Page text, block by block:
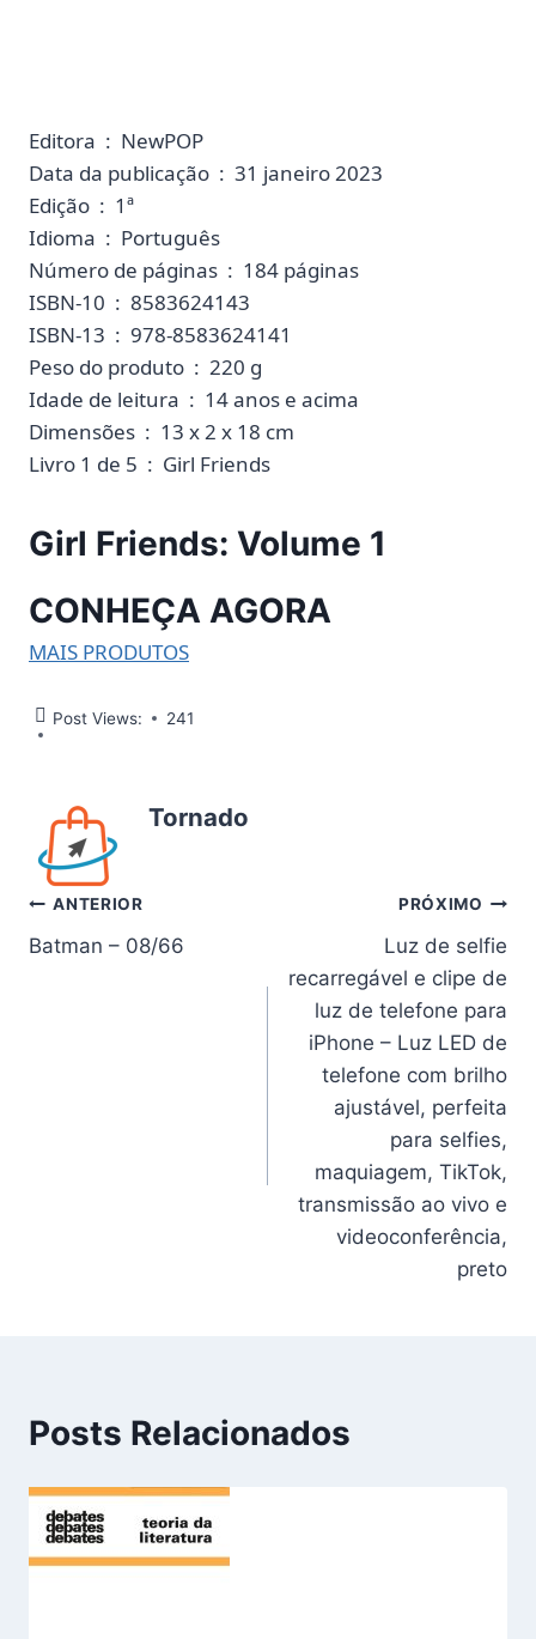
Editora ‏ : ‎ NewPOP
Data da publicação ‏ : ‎ 31 janeiro 2023
Edição ‏ : ‎ 1ª
Idioma ‏ : ‎ Português
Número de páginas ‏ : ‎ 184 páginas
ISBN-10 ‏ : ‎ 8583624143
ISBN-13 ‏ : ‎ 978-8583624141
Peso do produto ‏ : ‎ 220 g
Idade de leitura ‏ : ‎ 14 anos e acima
Dimensões ‏ : ‎ 13 x 2 x 18 cm
Livro 1 de 5 ‏ : ‎ Girl Friends
Girl Friends: Volume 1
CONHEÇA AGORA
MAIS PRODUTOS
Post Views: 241
Tornado
Navegação
de
ANTERIOR
Batman – 08/66
PRÓXIMO
Luz de selfie
recarregável e clipe de
luz de telefone para
iPhone – Luz LED de
telefone com brilho
ajustável, perfeita
para selfies,
maquiagem, TikTok,
transmissão ao vivo e
videoconferência,
preto
Posts Relacionados